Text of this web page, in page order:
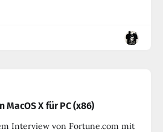
X für PC (x86)
Interview von Fortune.com mit